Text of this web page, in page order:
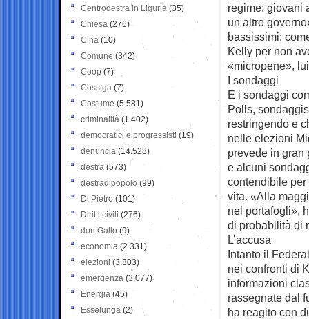
regime: giovani
un altro
bassissimi:
Kelly per non
«micropene»,
I sondaggi
E i sondaggi
Polls,
restringendo e
nelle elezioni
prevede in gran
e alcuni
contendibile
vita. «Alla
nel portafogli»,
di probabilità di
L’accusa
Intanto il
nei confronti di
informazioni
rassegnate dal
ha reagito con
Centrodestra in Liguria (35)
Chiesa (276)
Cina (10)
Comune (342)
Coop (7)
Cossiga (7)
Costume (5.581)
criminalità (1.402)
democratici e progressisti (19)
denuncia (14.528)
destra (573)
destradipopolo (99)
Di Pietro (101)
Diritti civili (276)
don Gallo (9)
economia (2.331)
elezioni (3.303)
emergenza (3.077)
Energia (45)
Esselunga (2)